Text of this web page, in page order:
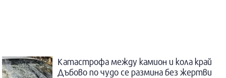
Катастрофа между камион и кола край
Дъбово по чудо се размина без жертви